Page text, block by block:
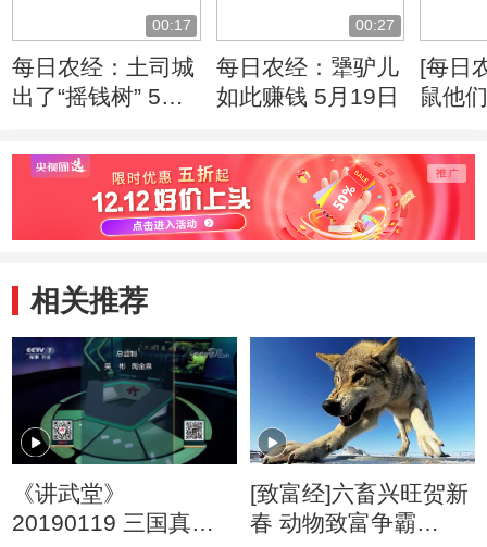
00:17
每日农经：土司城
出了“摇钱树” 5月
00:27
每日农经：犟驴儿
如此赚钱 5月19日
[每日
鼠他
相关推荐
《讲武堂》
20190119 三国真相
[致富经]六畜兴旺贺新
春 动物致富争霸